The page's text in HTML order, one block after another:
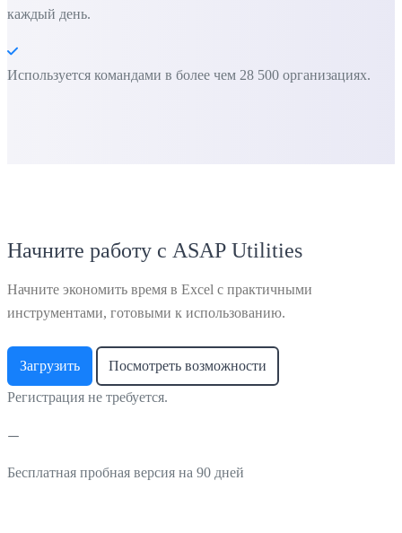
каждый день.
Используется командами в более чем 28 500 организациях.
Начните работу с ASAP Utilities
Начните экономить время в Excel с практичными
инструментами, готовыми к использованию.
Загрузить Посмотреть возможности
Регистрация не требуется.
Бесплатная пробная версия на 90 дней